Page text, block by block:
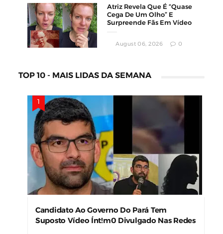
Atriz Revela Que É “Quase
Cega De Um Olho” E
Surpreende Fãs Em Vídeo
August 06, 2026 0
TOP 10 - MAIS LIDAS DA SEMANA
Candidato Ao Governo Do Pará Tem
Suposto Vídeo Ínt!m0 Divulgado Nas Redes